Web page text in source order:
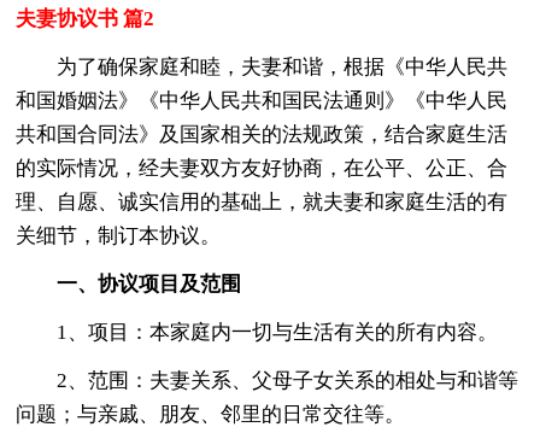
夫妻协议书 篇2
为了确保家庭和睦，夫妻和谐，根据《中华人民共
和国婚姻法》《中华人民共和国民法通则》《中华人民
共和国合同法》及国家相关的法规政策，结合家庭生活
的实际情况，经夫妻双方友好协商，在公平、公正、合
理、自愿、诚实信用的基础上，就夫妻和家庭生活的有
关细节，制订本协议。
一、协议项目及范围
1、项目：本家庭内一切与生活有关的所有内容。
2、范围：夫妻关系、父母子女关系的相处与和谐等
问题；与亲戚、朋友、邻里的日常交往等。